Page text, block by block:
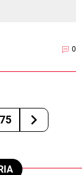
0
75